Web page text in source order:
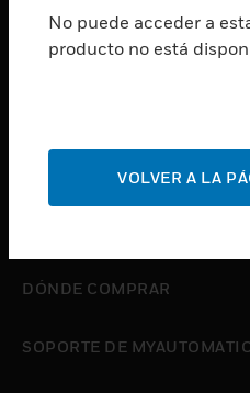
Cambiar vista
SOFTWARE
Cambiar vista
INDUSTRIAS
Cambiar vista
DÓNDE COMPRAR
SOPORTE DE
No puede acceder a
producto no está
VOLVER A LA